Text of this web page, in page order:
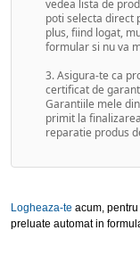
vedea lista de
poti selecta direct
plus, fiind logat,
formular si nu va
Asigura-te ca
certificat de
Garantiile mele
primit la
reparatie produs
Logheaza-te acum,
preluate automat in